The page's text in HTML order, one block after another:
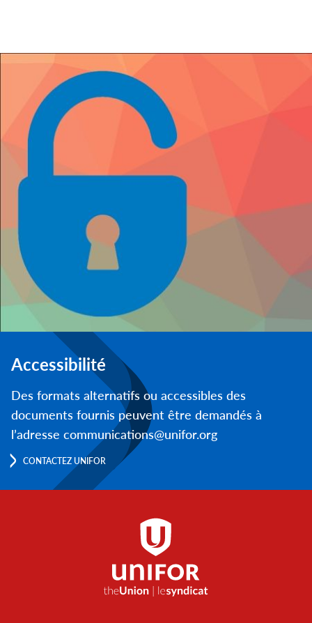
Accessibilité
Des formats alternatifs ou accessibles des
documents fournis peuvent être demandés à
l’adresse communications@unifor.org
CONTACTEZ UNIFOR